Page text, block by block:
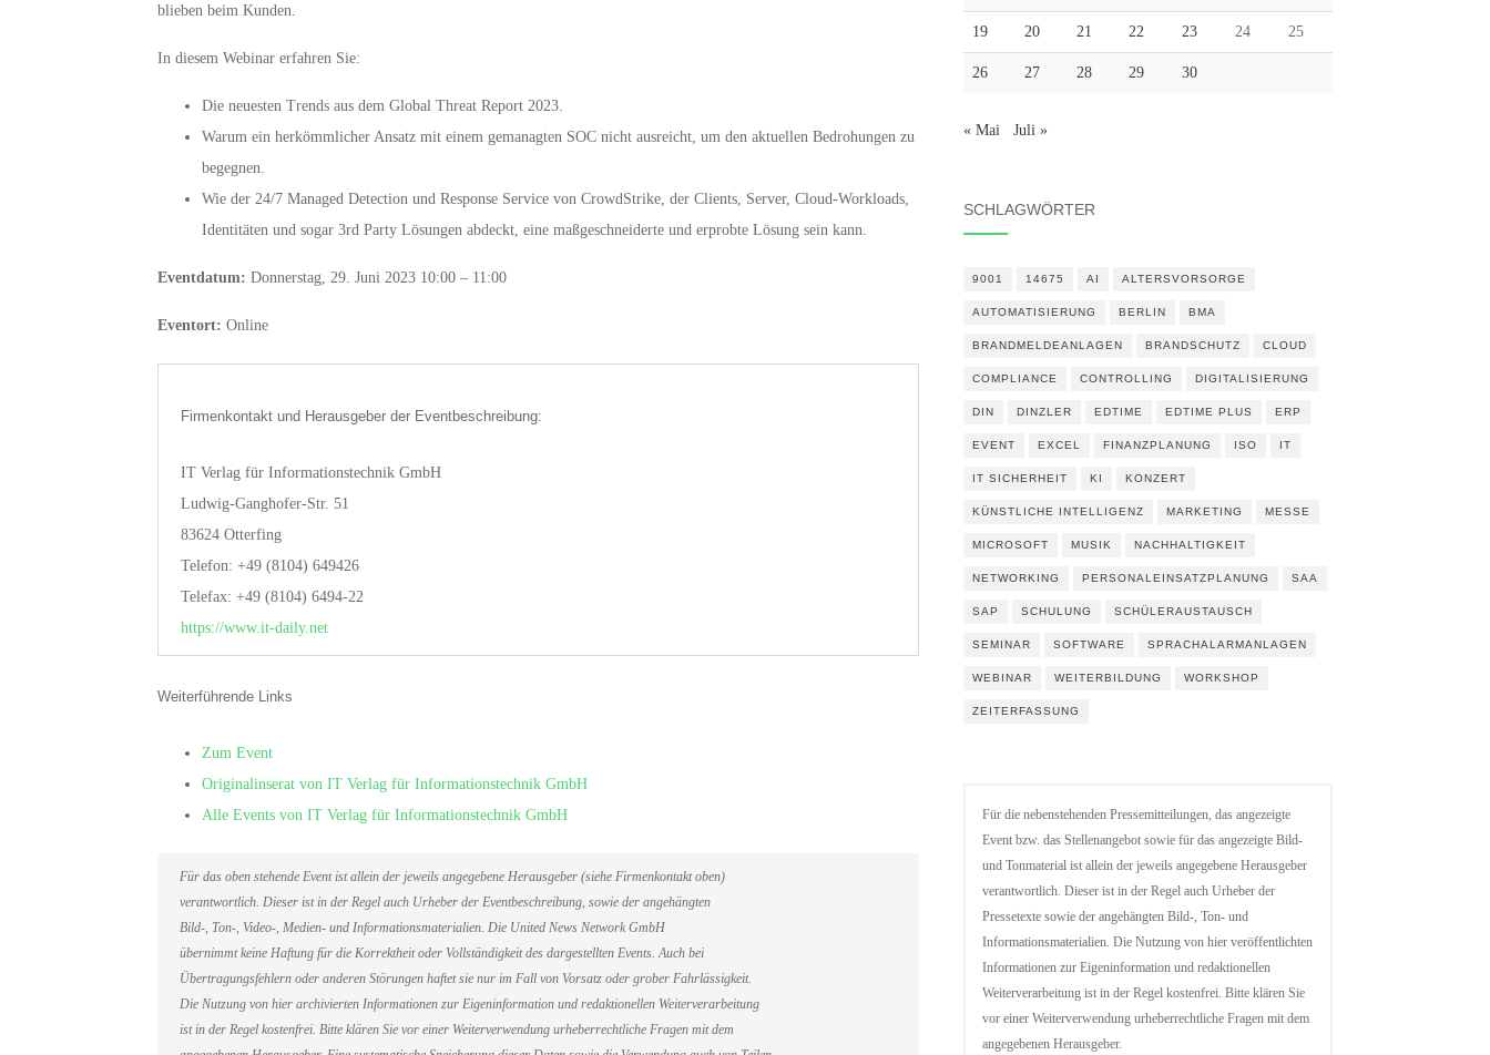
blieben beim Kunden.
In diesem Webinar erfahren Sie:
Die neuesten Trends aus dem Global Threat Report 2023.
Warum ein herkömmlicher Ansatz mit einem gemanagten SOC nicht ausreicht, um den aktuellen Bedrohungen zu
begegnen.
Wie der 24/7 Managed Detection und Response Service von CrowdStrike, der Clients, Server, Cloud-Workloads,
Identitäten und sogar 3rd Party Lösungen abdeckt, eine maßgeschneiderte und erprobte Lösung sein kann.
Eventdatum: Donnerstag, 29. Juni 2023 10:00 – 11:00
Eventort: Online
Firmenkontakt und Herausgeber der Eventbeschreibung:
IT Verlag für Informationstechnik GmbH
Ludwig-Ganghofer-Str. 51
83624 Otterfing
Telefon: +49 (8104) 649426
Telefax: +49 (8104) 6494-22
https://www.it-daily.net
Weiterführende Links
Zum Event
Originalinserat von IT Verlag für Informationstechnik GmbH
Alle Events von IT Verlag für Informationstechnik GmbH
Für das oben stehende Event ist allein der jeweils angegebene Herausgeber (siehe Firmenkontakt oben)
verantwortlich. Dieser ist in der Regel auch Urheber der Eventbeschreibung, sowie der angehängten
Bild-, Ton-, Video-, Medien- und Informationsmaterialien. Die United News Network GmbH
übernimmt keine Haftung für die Korrektheit oder Vollständigkeit des dargestellten Events. Auch bei
Übertragungsfehlern oder anderen Störungen haftet sie nur im Fall von Vorsatz oder grober Fahrlässigkeit.
Die Nutzung von hier archivierten Informationen zur Eigeninformation und redaktionellen Weiterverarbeitung
ist in der Regel kostenfrei. Bitte klären Sie vor einer Weiterverwendung urheberrechtliche Fragen mit dem
19 20 21 22 23 24 25
26 27 28 29 30
« Mai Juli »
SCHLAGWÖRTER
9001 14675 AI ALTERSVORSORGE
AUTOMATISIERUNG BERLIN BMA
BRANDMELDEANLAGEN BRANDSCHUTZ CLOUD
COMPLIANCE CONTROLLING DIGITALISIERUNG
DIN DINZLER EDTIME EDTIME PLUS ERP
EVENT EXCEL FINANZPLANUNG ISO IT
IT SICHERHEIT KI KONZERT
KÜNSTLICHE INTELLIGENZ MARKETING MESSE
MICROSOFT MUSIK NACHHALTIGKEIT
NETWORKING PERSONALEINSATZPLANUNG SAA
SAP SCHULUNG SCHÜLERAUSTAUSCH
SEMINAR SOFTWARE SPRACHALARMANLAGEN
WEBINAR WEITERBILDUNG WORKSHOP
ZEITERFASSUNG
Für die nebenstehenden Pressemitteilungen, das angezeigte
Event bzw. das Stellenangebot sowie für das angezeigte Bild-
und Tonmaterial ist allein der jeweils angegebene Herausgeber
verantwortlich. Dieser ist in der Regel auch Urheber der
Pressetexte sowie der angehängten Bild-, Ton- und
Informationsmaterialien. Die Nutzung von hier veröffentlichten
Informationen zur Eigeninformation und redaktionellen
Weiterverarbeitung ist in der Regel kostenfrei. Bitte klären Sie
vor einer Weiterverwendung urheberrechtliche Fragen mit dem
angegebenen Herausgeber.